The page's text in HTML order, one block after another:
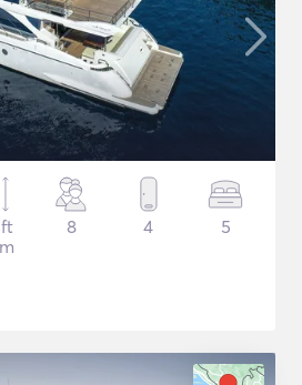
8 4 5